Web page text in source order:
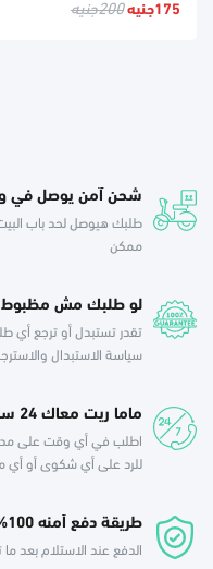
175جنيه
200جنيه
شحن آمن يوصل في
طلبك هيوصل لحد باب
ممكن
لو طلبك مش مظبوط!
تقدر تستبدل أو ترجع أي
سياسة الاستبدال
ماما ريت معاك 24 ساعة
اطلب في أي وقت على مدار
للرد على أي شكوى أو أي
طريقة دفع أمنه 100%
الدفع عند الاستلام بعد